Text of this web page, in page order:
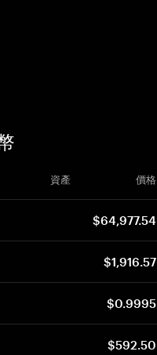
資產 價格
$64,977.54
$1,916.57
$0.9995
$592.50